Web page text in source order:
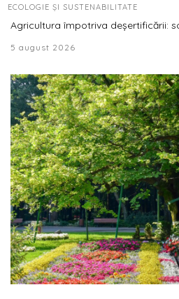
ECOLOGIE ȘI SUSTENABILITATE
Agricultura împotriva deșertificării:
5 august 2026